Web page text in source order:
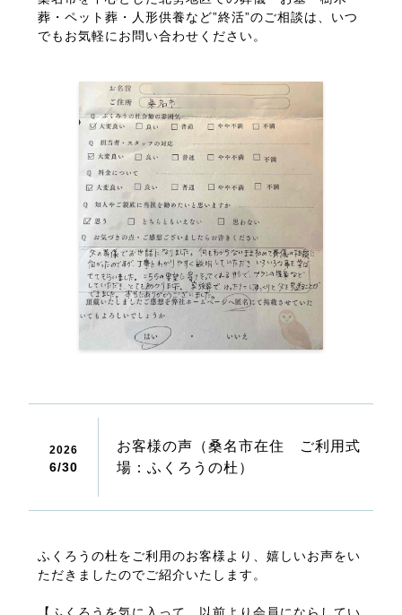
葬・ペット葬・人形供養など”終活”のご相談は、いつ
でもお気軽にお問い合わせください。
2026
6/30
お客様の声（桑名市在住 ご利用式
場：ふくろうの杜）
ふくろうの杜をご利用のお客様より、嬉しいお声をい
ただきましたのでご紹介いたします。
〒511-0863
三重県桑名市新西方7丁目18番地
電話窓口 24時間
営業窓口 8:30～17:30
ふくろうの杜café 10:00～17:30（LO.17:00）